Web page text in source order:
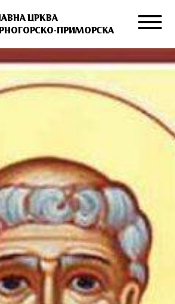
ЦРКВА
ПРИМОРСКА